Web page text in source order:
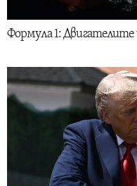
Формула 1: Двигателите